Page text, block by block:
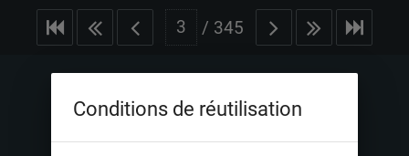
/ 345
Conditions de réutilisation